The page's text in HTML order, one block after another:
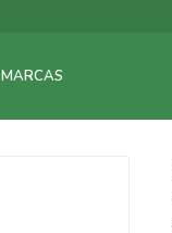
MARCAS